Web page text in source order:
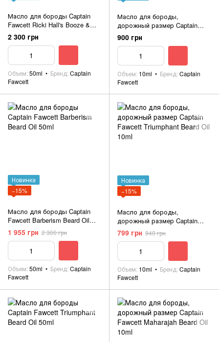
Масло для бороды Captain
Fawcett Ricki Hall's Booze &
Baccy Beard Oil 50ml
2 300 грн
Объем 50ml Бренд Captain
Fawcett
Масло для бороды,
дорожный размер Captain
Fawcett Barberism Beard Oil
10ml Travel Sized
900 грн
Объем 10ml Бренд Captain
Fawcett
Новинка
−15%
Масло для бороды Captain
Fawcett Barberism Beard Oil
50ml
1 955 грн 2 300 грн
Объем 50ml Бренд Captain
Fawcett
Новинка
−15%
Масло для бороды,
дорожный размер Captain
Fawcett Triumphant Beard Oil
10ml
799 грн 940 грн
Объем 10ml Бренд Captain
Fawcett